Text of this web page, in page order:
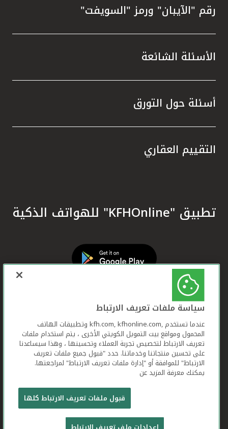
رقم "الآيبان" ورمز "السويفت"
الأسئلة الشائعة
أسئلة حول التورق
التقييم العقاري
تطبيق "KFHOnline" للهواتف الذكية
بيت التمويل الكويتي جميع الحقوق محفوظة © 2026
شروط وأحكام استخدام الموقع الإلكتروني
سياسة ملفات تعريف الارتباط
عندما تستخدم ,kfh.com, kfhonline.com وتطبيقات الهاتف
المحمول ومواقع بيت التمويل الكويتي الأخرى ، يتم استخدام ملفات
تعريف الارتباط لتخصيص تجربة العملاء وتحسينها ، وهذا سيساعدنا
على تحسين منتجاتنا وخدماتنا. حدد "قبول جميع ملفات تعريف
الارتباط" للموافقة أو "إدارة ملفات تعريف الارتباط" لمراجعتها.
يمكنك معرفة المزيد عن
قبول ملفات تعريف الارتباط كلها